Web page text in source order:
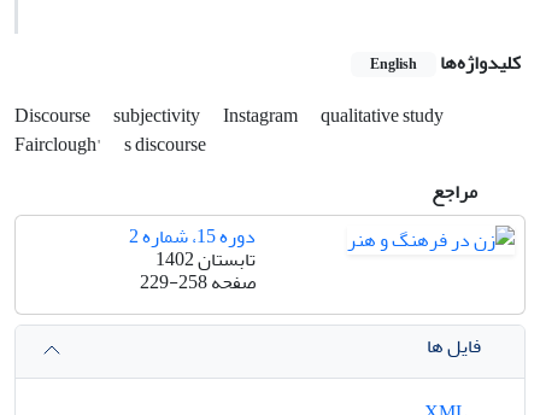
کلیدواژه‌ها English
Discourse subjectivity Instagram
qualitative study
Fairclough'
s discourse
مراجع
دوره 15، شماره 2
تابستان 1402
صفحه229-258
فایل ها